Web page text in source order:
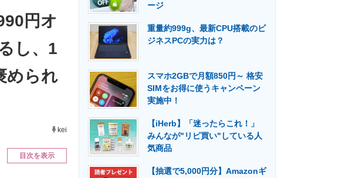
製造業のIT導入・活用を支援
エネルギーの専門メディア 建設×テクノロジーの最前線
円オ
し、1
められ
kei
目次を表示
ージ
重量約999g、最新CPU搭載のビ
ジネスPCの実力は？
スマホ2GBで月額850円～ 格安
SIMをお得に使うキャンペーン
実施中！
【iHerb】「迷ったらこれ！」
みんなが"リピ買い"している人
気商品
【抽選で5,000円分】Amazonギ